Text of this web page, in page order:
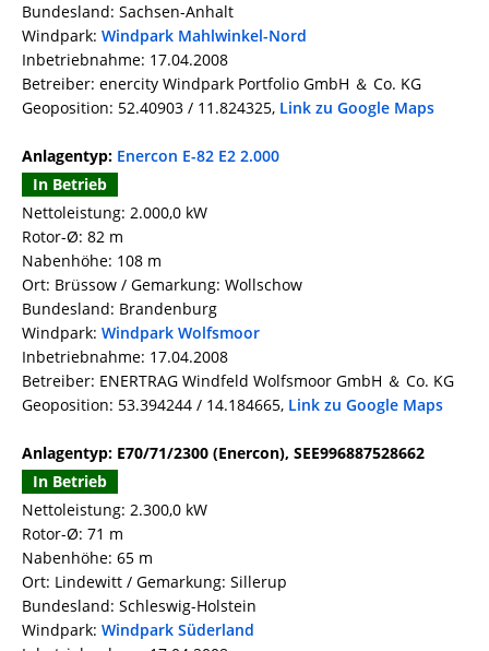
Bundesland: Sachsen-Anhalt
Windpark: Windpark Mahlwinkel-Nord
Inbetriebnahme: 17.04.2008
Betreiber: enercity Windpark Portfolio GmbH ＆ Co. KG
Geoposition: 52.40903 / 11.824325, Link zu Google Maps
Anlagentyp: Enercon E-82 E2 2.000
In Betrieb
Nettoleistung: 2.000,0 kW
Rotor-Ø: 82 m
Nabenhöhe: 108 m
Ort: Brüssow / Gemarkung: Wollschow
Bundesland: Brandenburg
Windpark: Windpark Wolfsmoor
Inbetriebnahme: 17.04.2008
Betreiber: ENERTRAG Windfeld Wolfsmoor GmbH ＆ Co. KG
Geoposition: 53.394244 / 14.184665, Link zu Google Maps
Anlagentyp: E70/71/2300 (Enercon), SEE996887528662
In Betrieb
Nettoleistung: 2.300,0 kW
Rotor-Ø: 71 m
Nabenhöhe: 65 m
Ort: Lindewitt / Gemarkung: Sillerup
Bundesland: Schleswig-Holstein
Windpark: Windpark Süderland